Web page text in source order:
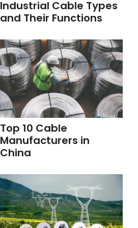
Industrial Cable Types
and Their Functions
Top 10 Cable
Manufacturers in
China